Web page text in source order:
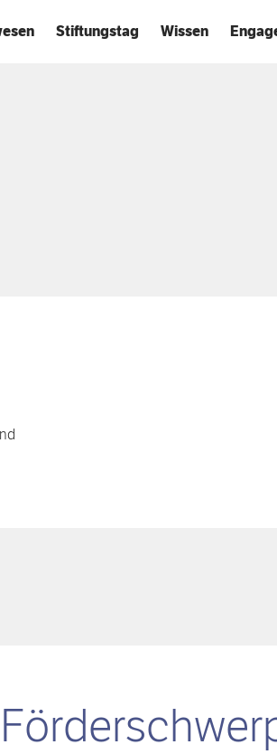
Stiftungstag Wissen